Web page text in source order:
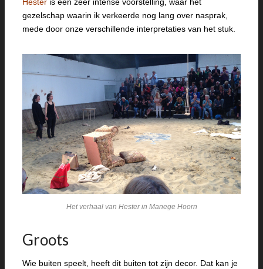
gezelschap waarin ik verkeerde nog lang over nasprak,
mede door onze verschillende interpretaties van het stuk.
Het verhaal van Hester in Manege Hoorn
Groots
Wie buiten speelt, heeft dit buiten tot zijn decor. Dat kan je